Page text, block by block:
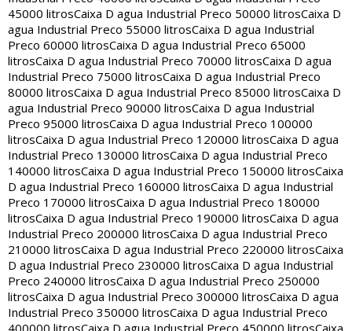
45000 litrosCaixa D agua Industrial Preco 50000 litrosCaixa D
agua Industrial Preco 55000 litrosCaixa D agua Industrial
Preco 60000 litrosCaixa D agua Industrial Preco 65000
litrosCaixa D agua Industrial Preco 70000 litrosCaixa D agua
Industrial Preco 75000 litrosCaixa D agua Industrial Preco
80000 litrosCaixa D agua Industrial Preco 85000 litrosCaixa D
agua Industrial Preco 90000 litrosCaixa D agua Industrial
Preco 95000 litrosCaixa D agua Industrial Preco 100000
litrosCaixa D agua Industrial Preco 120000 litrosCaixa D agua
Industrial Preco 130000 litrosCaixa D agua Industrial Preco
140000 litrosCaixa D agua Industrial Preco 150000 litrosCaixa
D agua Industrial Preco 160000 litrosCaixa D agua Industrial
Preco 170000 litrosCaixa D agua Industrial Preco 180000
litrosCaixa D agua Industrial Preco 190000 litrosCaixa D agua
Industrial Preco 200000 litrosCaixa D agua Industrial Preco
210000 litrosCaixa D agua Industrial Preco 220000 litrosCaixa
D agua Industrial Preco 230000 litrosCaixa D agua Industrial
Preco 240000 litrosCaixa D agua Industrial Preco 250000
litrosCaixa D agua Industrial Preco 300000 litrosCaixa D agua
Industrial Preco 350000 litrosCaixa D agua Industrial Preco